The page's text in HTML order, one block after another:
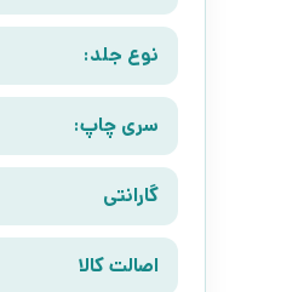
نوع جلد:
سری چاپ:
گارانتی
اصالت کالا